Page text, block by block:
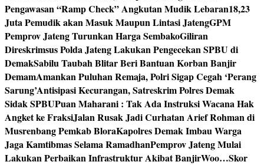
Pengawasan “Ramp Check” Angkutan Mudik Lebaran18,23
Juta Pemudik akan Masuk Maupun Lintasi JatengGPM
Pemprov Jateng Turunkan Harga SembakoGiliran
Direskrimsus Polda Jateng Lakukan Pengecekan SPBU di
DemakSabilu Taubah Blitar Beri Bantuan Korban Banjir
DemamAmankan Puluhan Remaja, Polri Sigap Cegah ‘Perang
Sarung’Antisipasi Kecurangan, Satreskrim Polres Demak
Sidak SPBUPuan Maharani : Tak Ada Instruksi Wacana Hak
Angket ke FraksiJalan Rusak Jadi Curhatan Arief Rohman di
Musrenbang Pemkab BloraKapolres Demak Imbau Warga
Jaga Kamtibmas Selama RamadhanPemprov Jateng Mulai
Lakukan Perbaikan Infrastruktur Akibat BanjirWoo…Skor